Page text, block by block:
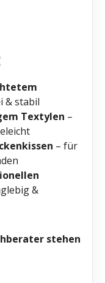
& stabil
Textylen –
– für
&
stehen